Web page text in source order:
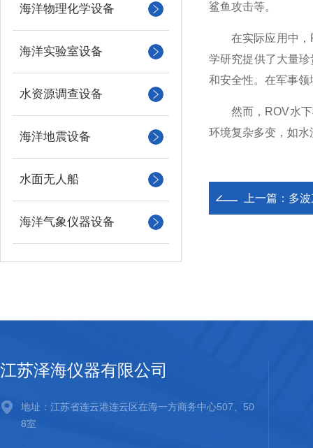
海洋物理化学设备
海洋实验室设备
水资源调查设备
海洋地震设备
水面无人船
海洋气象仪器设备
鲨鱼攻击等。
在实际应用中，
学研究提供了大量
和安全性。在军事
然而，ROV水下机
环境复杂多变，如
上一篇： 多
江苏泽海仪器有限公司
地址：江苏省连云港连云区在海一方商务中心507、50
8室